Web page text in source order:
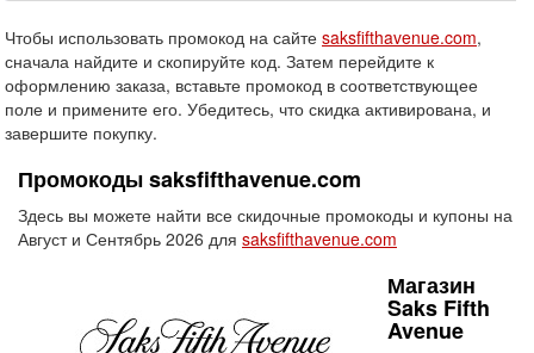
Чтобы использовать промокод на сайте saksfifthavenue.com,
сначала найдите и скопируйте код. Затем перейдите к
оформлению заказа, вставьте промокод в соответствующее
поле и примените его. Убедитесь, что скидка активирована, и
завершите покупку.
Промокоды saksfifthavenue.com
Здесь вы можете найти все скидочные промокоды и купоны на
Август и Сентябрь 2026 для saksfifthavenue.com
Магазин
Saks Fifth
Avenue